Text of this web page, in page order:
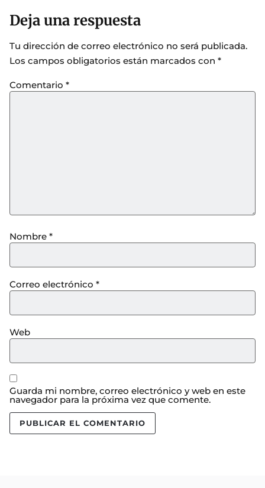
Deja una respuesta
Tu dirección de correo electrónico no será publicada.
Los campos obligatorios están marcados con *
Comentario *
Nombre *
Correo electrónico *
Web
Guarda mi nombre, correo electrónico y web en este
navegador para la próxima vez que comente.